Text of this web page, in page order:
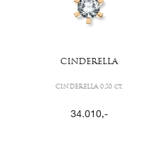
CINDERELLA
CINDERELLA 0,50 ct.
34.010,-